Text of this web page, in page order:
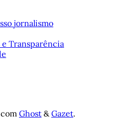
jornalismo
Transparência
Ghost &Gazet.